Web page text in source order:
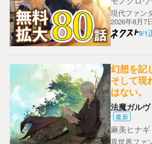
現代ファン
2026年8月7
9/1
幻想を記
そして現
はない。
法魔ガル
最新
麻美ヒナギ
異世界ファ